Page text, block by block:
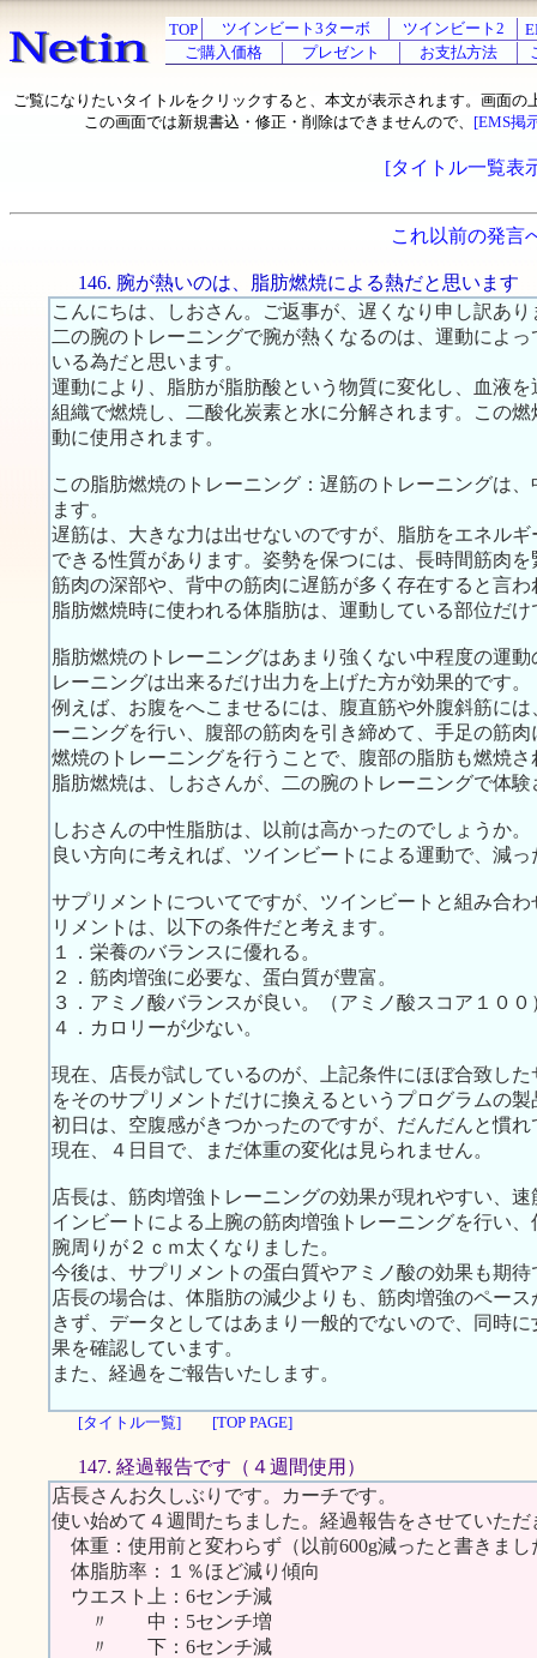
TOP ツインビート3ターボ ツインビート2
ご購入価格
プレゼント お支払方法
ご覧になりたいタイトルをクリックすると、本文が表示されます。画面の
この画面では新規書込・修正・削除はできませんので、 [EMS掲
[タイトル一覧表
これ以前の発言
146. 腕が熱いのは、脂肪燃焼による熱だと思います
こんにちは、しおさん。ご返事が、遅くなり申し訳あり
二の腕のトレーニングで腕が熱くなるのは、運動によ
いる為だと思います。
運動により、脂肪が脂肪酸という物質に変化し、血液
組織で燃焼し、二酸化炭素と水に分解されます。この
動に使用されます。
この脂肪燃焼のトレーニング：遅筋のトレーニングは
ます。
遅筋は、大きな力は出せないのですが、脂肪をエネル
できる性質があります。姿勢を保つには、長時間筋肉
筋肉の深部や、背中の筋肉に遅筋が多く存在すると言わ
脂肪燃焼時に使われる体脂肪は、運動している部位だ
脂肪燃焼のトレーニングはあまり強くない中程度の運
レーニングは出来るだけ出力を上げた方が効果的です。
例えば、お腹をへこませるには、腹直筋や外腹斜筋に
ーニングを行い、腹部の筋肉を引き締めて、手足の筋
燃焼のトレーニングを行うことで、腹部の脂肪も燃焼さ
脂肪燃焼は、しおさんが、二の腕のトレーニングで体
しおさんの中性脂肪は、以前は高かったのでしょうか。
良い方向に考えれば、ツインビートによる運動で、減
サプリメントについてですが、ツインビートと組み合
リメントは、以下の条件だと考えます。
１．栄養のバランスに優れる。
２．筋肉増強に必要な、蛋白質が豊富。
３．アミノ酸バランスが良い。（アミノ酸スコア１００
４．カロリーが少ない。
現在、店長が試しているのが、上記条件にほぼ合致し
をそのサプリメントだけに換えるというプログラムの製
初日は、空腹感がきつかったのですが、だんだんと慣れ
現在、４日目で、まだ体重の変化は見られません。
店長は、筋肉増強トレーニングの効果が現れやすい、
インビートによる上腕の筋肉増強トレーニングを行い
腕周りが２ｃｍ太くなりました。
今後は、サプリメントの蛋白質やアミノ酸の効果も期
店長の場合は、体脂肪の減少よりも、筋肉増強のペー
きず、データとしてはあまり一般的でないので、同時
果を確認しています。
また、経過をご報告いたします。
[タイトル一覧] [TOP PAGE]
147. 経過報告です（４週間使用）
店長さんお久しぶりです。カーチです。
使い始めて４週間たちました。経過報告をさせていただ
体重：使用前と変わらず（以前600g減ったと書きま
体脂肪率：１％ほど減り傾向
ウエスト上：6センチ減
〃 中：5センチ増
〃 下：6センチ減